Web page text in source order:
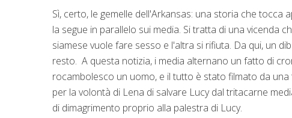
Sì, certo, le gemelle dell'Arkansas: una storia che
la segue in parallelo sui media. Si tratta di una vicenda
siamese vuole fare sesso e l'altra si rifiuta. Da qui, un
resto. A questa notizia, i media alternano un fatto di
rocambolesco un uomo, e il tutto è stato filmato da
per la volontà di Lena di salvare Lucy dal tritacarne
di dimagrimento proprio alla palestra di Lucy.